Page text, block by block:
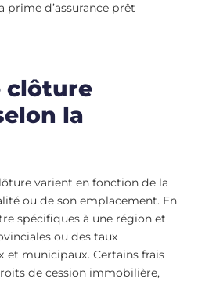
prime d’assurance prêt
clôture
la
varient en fonction de la
ou de son emplacement. En
spécifiques à une région et
ou des taux
et municipaux. Certains frais
de cession immobilière,